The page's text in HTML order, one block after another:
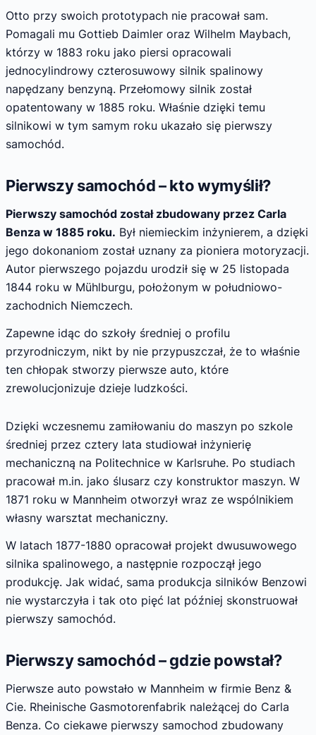
Otto przy swoich prototypach nie pracował sam.
Pomagali mu Gottieb Daimler oraz Wilhelm Maybach,
którzy w 1883 roku jako piersi opracowali
jednocylindrowy czterosuwowy silnik spalinowy
napędzany benzyną. Przełomowy silnik został
opatentowany w 1885 roku. Właśnie dzięki temu
silnikowi w tym samym roku ukazało się pierwszy
samochód.
Pierwszy samochód – kto wymyślił?
Pierwszy samochód został zbudowany przez Carla
Benza w 1885 roku. Był niemieckim inżynierem, a dzięki
jego dokonaniom został uznany za pioniera motoryzacji.
Autor pierwszego pojazdu urodził się w 25 listopada
1844 roku w Mühlburgu, położonym w południowo-
zachodnich Niemczech.
Zapewne idąc do szkoły średniej o profilu
przyrodniczym, nikt by nie przypuszczał, że to właśnie
ten chłopak stworzy pierwsze auto, które
zrewolucjonizuje dzieje ludzkości.
Dzięki wczesnemu zamiłowaniu do maszyn po szkole
średniej przez cztery lata studiował inżynierię
mechaniczną na Politechnice w Karlsruhe. Po studiach
pracował m.in. jako ślusarz czy konstruktor maszyn. W
1871 roku w Mannheim otworzył wraz ze wspólnikiem
własny warsztat mechaniczny.
W latach 1877-1880 opracował projekt dwusuwowego
silnika spalinowego, a następnie rozpoczął jego
produkcję. Jak widać, sama produkcja silników Benzowi
nie wystarczyła i tak oto pięć lat później skonstruował
pierwszy samochód.
Pierwszy samochód – gdzie powstał?
Pierwsze auto powstało w Mannheim w firmie Benz &
Cie. Rheinische Gasmotorenfabrik należącej do Carla
Benza. Co ciekawe pierwszy samochod zbudowany